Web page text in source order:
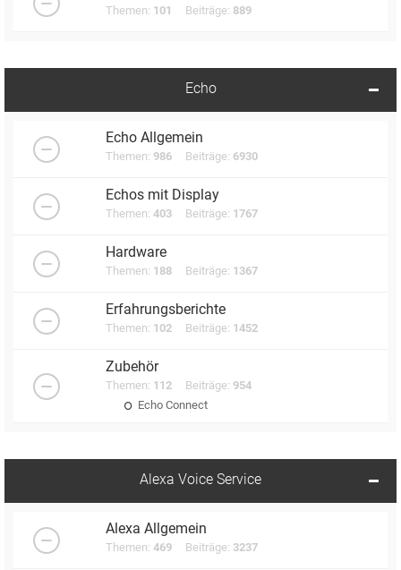
Themen: 101 Beiträge: 889
Echo
Echo Allgemein
Themen: 986 Beiträge: 6930
Echos mit Display
Themen: 403 Beiträge: 1767
Hardware
Themen: 188 Beiträge: 1367
Erfahrungsberichte
Themen: 102 Beiträge: 1452
Zubehör
Themen: 112 Beiträge: 954
Echo Connect
Alexa Voice Service
Alexa Allgemein
Themen: 469 Beiträge: 3237